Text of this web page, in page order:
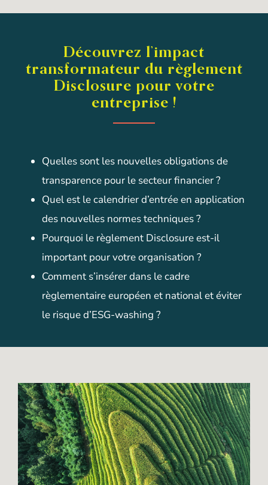
Découvrez l’impact
transformateur du règlement
Disclosure pour votre
entreprise !
Quelles sont les nouvelles obligations de
transparence pour le secteur financier ?
Quel est le calendrier d’entrée en application
des nouvelles normes techniques ?
Pourquoi le règlement Disclosure est-il
important pour votre organisation ?
Comment s’insérer dans le cadre
règlementaire européen et national et éviter
le risque d’ESG-washing ?